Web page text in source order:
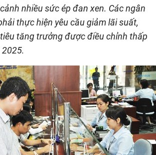
nhiều sức ép đan xen. Các ngân
thực hiện yêu cầu giảm lãi suất,
tăng trưởng được điều chỉnh thấp